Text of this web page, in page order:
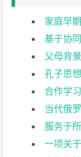
家庭早
基于协同
父母背
孔子思想
合作学习
当代俄罗
服务于所
一项关